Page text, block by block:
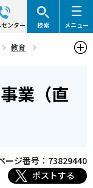
ンター 検索 メニュー
教育
業（直
ージ番号：73829440
ポストする